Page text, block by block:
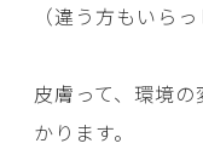
（違う方もいら
皮膚って、環境
かります。